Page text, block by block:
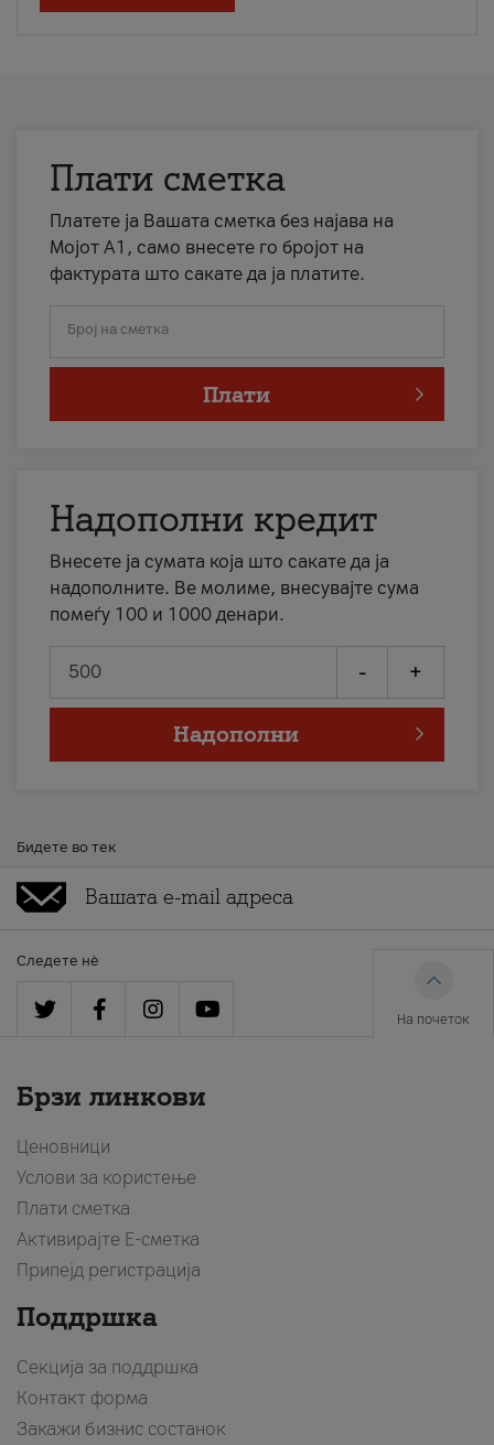
Плати сметка
Платете ја Вашата сметка без најава на
Мојот А1, само внесете го бројот на
фактурата што сакате да ја платите.
Број на сметка
Плати
Надополни кредит
Внесете ја сумата која што сакате да ја
надополните. Ве молиме, внесувајте сума
помеѓу 100 и 1000 денари.
- +
Надополни
Бидете во тек
Следете нè
На почеток
Брзи линкови
Ценовници
Услови за користење
Плати сметка
Активирајте Е-сметка
Припејд регистрација
Поддршка
Секција за поддршка
Контакт форма
Закажи бизнис состанок